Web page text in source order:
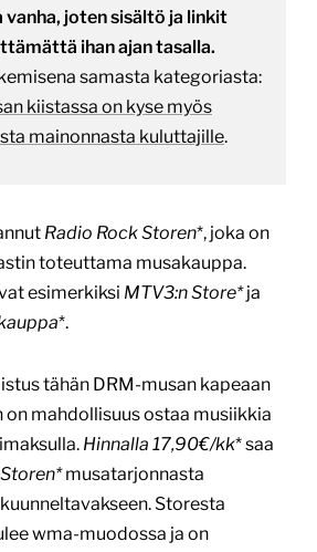
vanha, joten sisältö ja linkit
ihan ajan tasalla.
samasta kategoriasta:
kiistassa on kyse myös
mainonnasta kuluttajille.
Radio Rock Storen*, joka on
toteuttama musakauppa.
esimerkiksi MTV3:n Store*ja
*.
tähän DRM-musan kapeaan
mahdollisuus ostaa musiikkia
Hinnalla 17,90€/kk* saa
Storen*musatarjonnasta
Storesta
wma-muodossa ja on